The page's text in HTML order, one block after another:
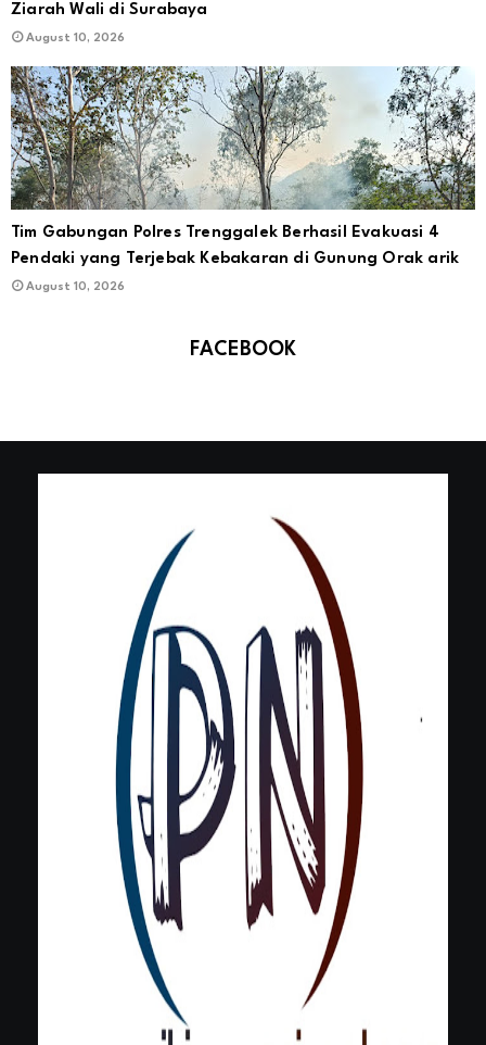
Ziarah Wali di Surabaya
August 10, 2026
Tim Gabungan Polres Trenggalek Berhasil Evakuasi 4
Pendaki yang Terjebak Kebakaran di Gunung Orak arik
August 10, 2026
FACEBOOK